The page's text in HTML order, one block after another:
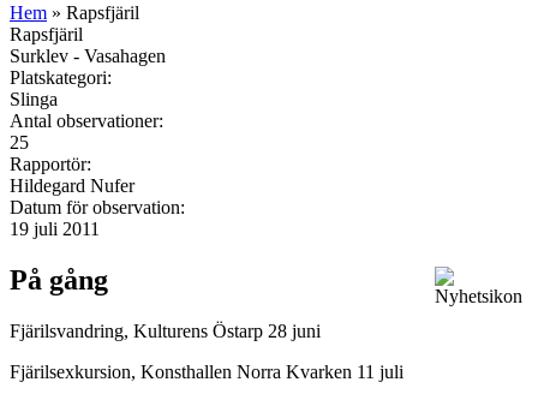
Hem » Rapsfjäril
Rapsfjäril
Surklev - Vasahagen
Platskategori:
Slinga
Antal observationer:
25
Rapportör:
Hildegard Nufer
Datum för observation:
19 juli 2011
På gång
Fjärilsvandring, Kulturens Östarp 28 juni
Fjärilsexkursion, Konsthallen Norra Kvarken 11 juli